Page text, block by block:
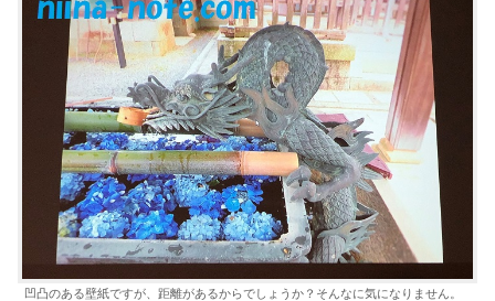
凹凸のある壁紙ですが、距離があるからでしょうか？そんなに気になりません。